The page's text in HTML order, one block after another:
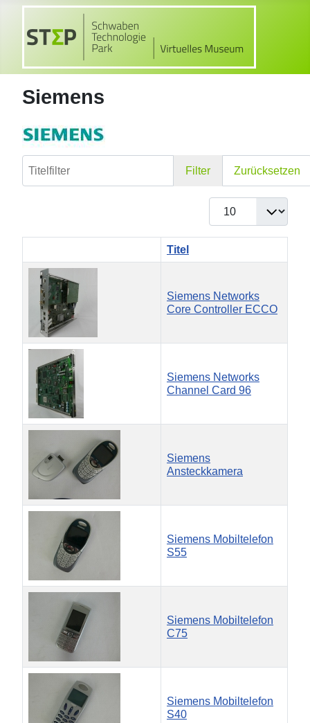
Siemens
Titelfilter
Filter Zurücksetzen
Anzeige #
Titel
Siemens Networks
Core Controller ECCO
Siemens Networks
Channel Card 96
Siemens
Ansteckkamera
Siemens Mobiltelefon
S55
Siemens Mobiltelefon
C75
Siemens Mobiltelefon
S40